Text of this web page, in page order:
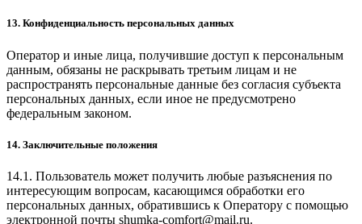
13. Конфиденциальность персональных данных
Оператор и иные лица, получившие доступ к персональным
данным, обязаны не раскрывать третьим лицам и не
распространять персональные данные без согласия субъекта
персональных данных, если иное не предусмотрено
федеральным законом.
14. Заключительные положения
14.1. Пользователь может получить любые разъяснения по
интересующим вопросам, касающимся обработки его
персональных данных, обратившись к Оператору с помощью
электронной почты shumka-comfort@mail.ru.